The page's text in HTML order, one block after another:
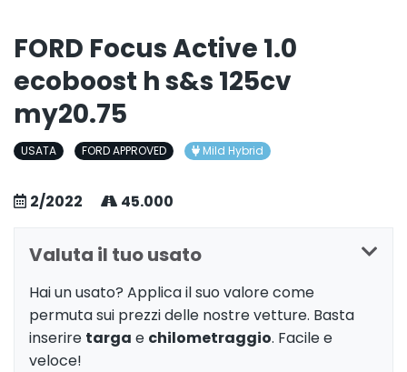
FORD Focus Active 1.0
ecoboost h s&s 125cv
my20.75
USATA FORD APPROVED Mild Hybrid
2/2022 45.000
Valuta il tuo usato
Hai un usato? Applica il suo valore come
permuta sui prezzi delle nostre vetture. Basta
inserire targa e chilometraggio. Facile e
veloce!